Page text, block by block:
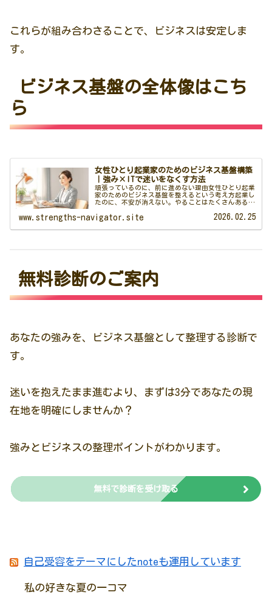
これらが組み合わさることで、ビジネスは安定しま
す。
ビジネス基盤の全体像はこち
ら
女性ひとり起業家のためのビジネス基盤構築
｜強み×ITで迷いをなくす方法
頑張っているのに、前に進めない理由女性ひとり起業
家のためのビジネス基盤を整えるという考え方起業し
たのに、不安が消えない。やることはたくさんあるの
新している。学びにも投資している。それでも、...
www.strengths-navigator.site 2026.02.25
無料診断のご案内
あなたの強みを、ビジネス基盤として整理する診断で
す。
迷いを抱えたまま進むより、まずは3分であなたの現
在地を明確にしませんか？
強みとビジネスの整理ポイントがわかります。
無料で診断を受け取る
自己受容をテーマにしたnoteも運用しています
私の好きな夏の一コマ